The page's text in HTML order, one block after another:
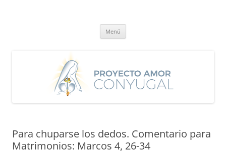
Menú
Para chuparse los dedos. Comentario para
Matrimonios: Marcos 4, 26-34